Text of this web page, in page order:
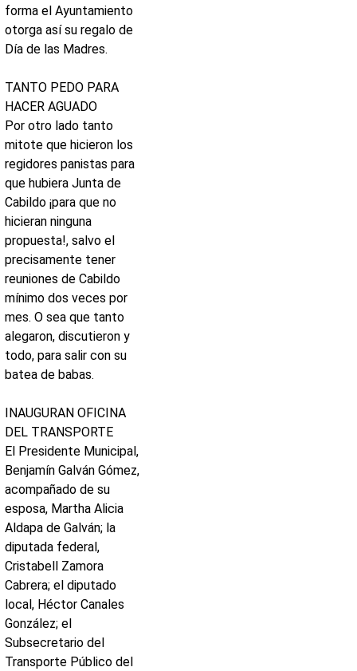
forma el Ayuntamiento
otorga así su regalo de
Día de las Madres.
TANTO PEDO PARA
HACER AGUADO
Por otro lado tanto
mitote que hicieron los
regidores panistas para
que hubiera Junta de
Cabildo ¡para que no
hicieran ninguna
propuesta!, salvo el
precisamente tener
reuniones de Cabildo
mínimo dos veces por
mes. O sea que tanto
alegaron, discutieron y
todo, para salir con su
batea de babas.
INAUGURAN OFICINA
DEL TRANSPORTE
El Presidente Municipal,
Benjamín Galván Gómez,
acompañado de su
esposa, Martha Alicia
Aldapa de Galván; la
diputada federal,
Cristabell Zamora
Cabrera; el diputado
local, Héctor Canales
González; el
Subsecretario del
Transporte Público del